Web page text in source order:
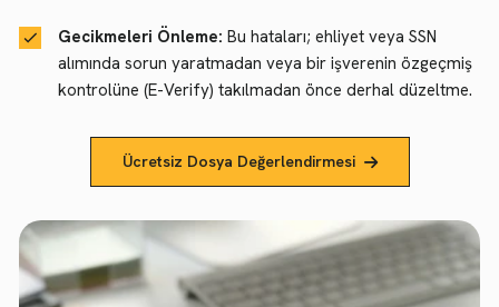
Gecikmeleri Önleme: Bu hataları; ehliyet veya SSN
alımında sorun yaratmadan veya bir işverenin özgeçmiş
kontrolüne (E-Verify) takılmadan önce derhal düzeltme.
Ücretsiz Dosya Değerlendirmesi